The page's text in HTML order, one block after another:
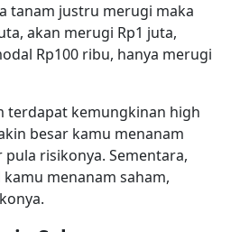
tanam justru merugi maka
akan merugi Rp1 juta,
Rp100 ribu, hanya merugi
terdapat kemungkinan high
besar kamu menanam
risikonya. Sementara,
menanam saham,